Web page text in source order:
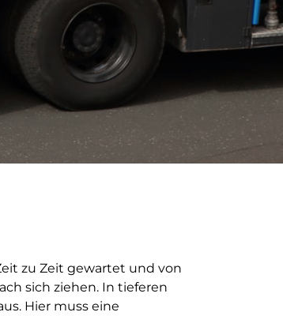
zu Zeit gewartet und von
sich ziehen. In tieferen
Hier muss eine